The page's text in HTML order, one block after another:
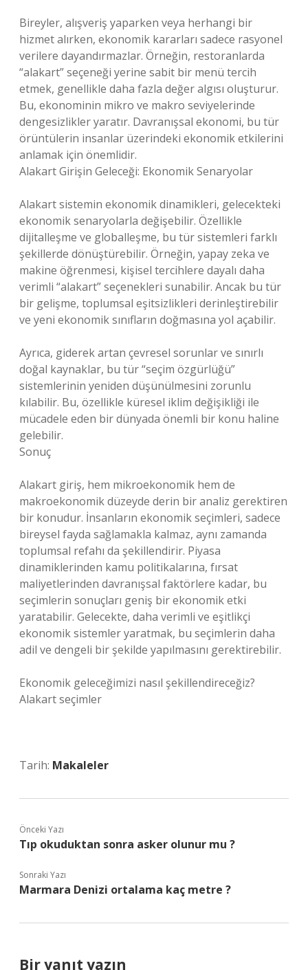
Bireyler, alışveriş yaparken veya herhangi bir
hizmet alırken, ekonomik kararları sadece rasyonel
verilere dayandırmazlar. Örneğin, restoranlarda
“alakart” seçeneği yerine sabit bir menü tercih
etmek, genellikle daha fazla değer algısı oluşturur.
Bu, ekonominin mikro ve makro seviyelerinde
dengesizlikler yaratır. Davranışsal ekonomi, bu tür
örüntülerin insanlar üzerindeki ekonomik etkilerini
anlamak için önemlidir.
Alakart Girişin Geleceği: Ekonomik Senaryolar
Alakart sistemin ekonomik dinamikleri, gelecekteki
ekonomik senaryolarla değişebilir. Özellikle
dijitalleşme ve globalleşme, bu tür sistemleri farklı
şekillerde dönüştürebilir. Örneğin, yapay zeka ve
makine öğrenmesi, kişisel tercihlere dayalı daha
verimli “alakart” seçenekleri sunabilir. Ancak bu tür
bir gelişme, toplumsal eşitsizlikleri derinleştirebilir
ve yeni ekonomik sınıfların doğmasına yol açabilir.
Ayrıca, giderek artan çevresel sorunlar ve sınırlı
doğal kaynaklar, bu tür “seçim özgürlüğü”
sistemlerinin yeniden düşünülmesini zorunlu
kılabilir. Bu, özellikle küresel iklim değişikliği ile
mücadele eden bir dünyada önemli bir konu haline
gelebilir.
Sonuç
Alakart giriş, hem mikroekonomik hem de
makroekonomik düzeyde derin bir analiz gerektiren
bir konudur. İnsanların ekonomik seçimleri, sadece
bireysel fayda sağlamakla kalmaz, aynı zamanda
toplumsal refahı da şekillendirir. Piyasa
dinamiklerinden kamu politikalarına, fırsat
maliyetlerinden davranışsal faktörlere kadar, bu
seçimlerin sonuçları geniş bir ekonomik etki
yaratabilir. Gelecekte, daha verimli ve eşitlikçi
ekonomik sistemler yaratmak, bu seçimlerin daha
adil ve dengeli bir şekilde yapılmasını gerektirebilir.
Ekonomik geleceğimizi nasıl şekillendireceğiz?
Alakart seçimler
Tarih: Makaleler
Önceki Yazı
Tıp okuduktan sonra asker olunur mu ?
Sonraki Yazı
Marmara Denizi ortalama kaç metre ?
Bir yanıt yazın